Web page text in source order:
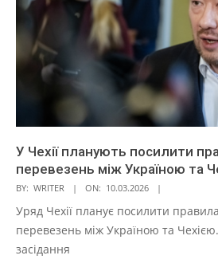
У Чехії планують посилити
перевезень між Україною та
BY: WRITER ON: 10.03.2026
Уряд Чехії планує посилити
перевезень між Україною та
засідання